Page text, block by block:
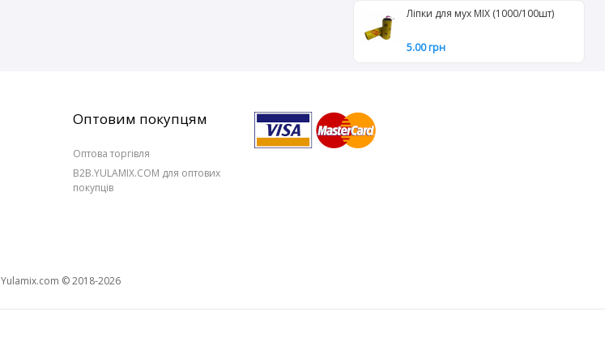
Ліпки для мух MIX (1000/100шт)
5.00 грн
Оптовим покупцям
Оптова торгівля
B2B.YULAMIX.COM для оптових
покупців
Yulamix.com © 2018-2026